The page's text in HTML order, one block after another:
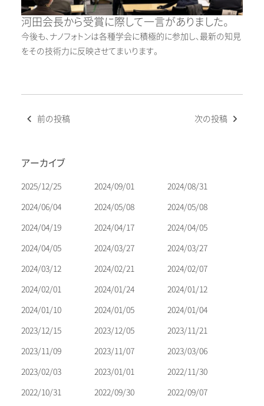
河田会長から受賞に際して一言がありました。
今後も、ナノフォトンは各種学会に積極的に参加し、最新の知見
をその技術力に反映させてまいります。
投
ビ
ー
シ
ン
前の投稿 次の投稿
アーカイブ
2025/12/25 2024/09/01
2024/08/31
2024/06/04
2024/05/08
2024/05/08
2024/04/19
2024/04/17
2024/04/05
2024/04/05
2024/03/27
2024/03/27
2024/03/12
2024/02/21
2024/02/07
2024/02/01
2024/01/24
2024/01/12
2024/01/10
2024/01/05
2024/01/04
2023/12/15
2023/12/05
2023/11/21
2023/11/09
2023/11/07
2023/03/06
2023/02/03
2023/01/01
2022/11/30
2022/10/31
2022/09/30
2022/09/07